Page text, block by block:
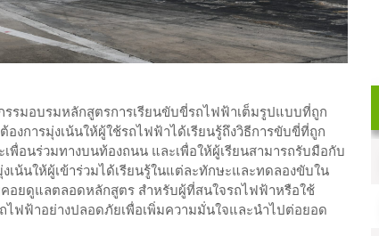
รรมอบรมหลักสูตรการเรียนขับขี่รถไฟฟ้าเต็มรูปแบบที่ถูก
งการมุ่งเน้นให้ผู้ใช้รถไฟฟ้าได้เรียนรู้ถึงวิธีการขับขี่ที่ถูก
อนร่วมทางบนท้องถนน และเพื่อให้ผู้เรียนสามารถรับมือกับ
น้นให้ผู้เข้าร่วมได้เรียนรู้ในแต่ละทักษะและทดลองขับใน
อยดูแลตลอดหลักสูตร สำหรับผู้ที่สนใจรถไฟฟ้าหรือใช้
ไฟฟ้าอย่างปลอดภัยเพื่อเพิ่มความมั่นใจและนำไปต่อยอด